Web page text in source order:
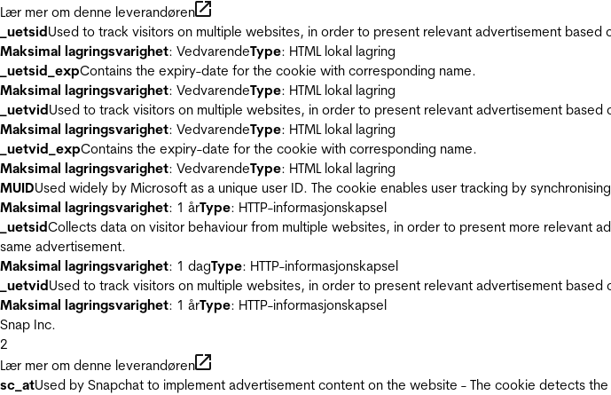
Lær mer om denne leverandøren
_uetsidUsed to track visitors on multiple websites, in order to present relevant advertisement based
Maksimal lagringsvarighet: VedvarendeType: HTML lokal lagring
_uetsid_expContains the expiry-date for the cookie with corresponding name.
Maksimal lagringsvarighet: VedvarendeType: HTML lokal lagring
_uetvidUsed to track visitors on multiple websites, in order to present relevant advertisement based
Maksimal lagringsvarighet: VedvarendeType: HTML lokal lagring
_uetvid_expContains the expiry-date for the cookie with corresponding name.
Maksimal lagringsvarighet: VedvarendeType: HTML lokal lagring
MUIDUsed widely by Microsoft as a unique user ID. The cookie enables user tracking by
Maksimal lagringsvarighet: 1 årType: HTTP-informasjonskapsel
_uetsidCollects data on visitor behaviour from multiple websites, in order to present more relevant
same advertisement.
Maksimal lagringsvarighet: 1 dagType: HTTP-informasjonskapsel
_uetvidUsed to track visitors on multiple websites, in order to present relevant advertisement based
Maksimal lagringsvarighet: 1 årType: HTTP-informasjonskapsel
Snap Inc.
2
Lær mer om denne leverandøren
sc_atUsed by Snapchat to implement advertisement content on the website - The cookie detects